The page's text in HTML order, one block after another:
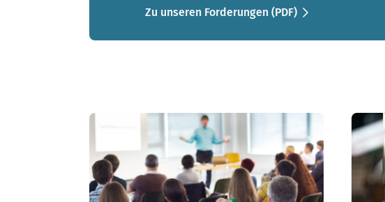
Zu unseren Forderungen (PDF)